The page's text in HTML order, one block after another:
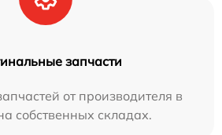
запчасти
от производителя в
собственных складах.